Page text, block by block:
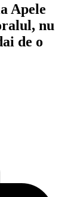
Apele
nu
de o